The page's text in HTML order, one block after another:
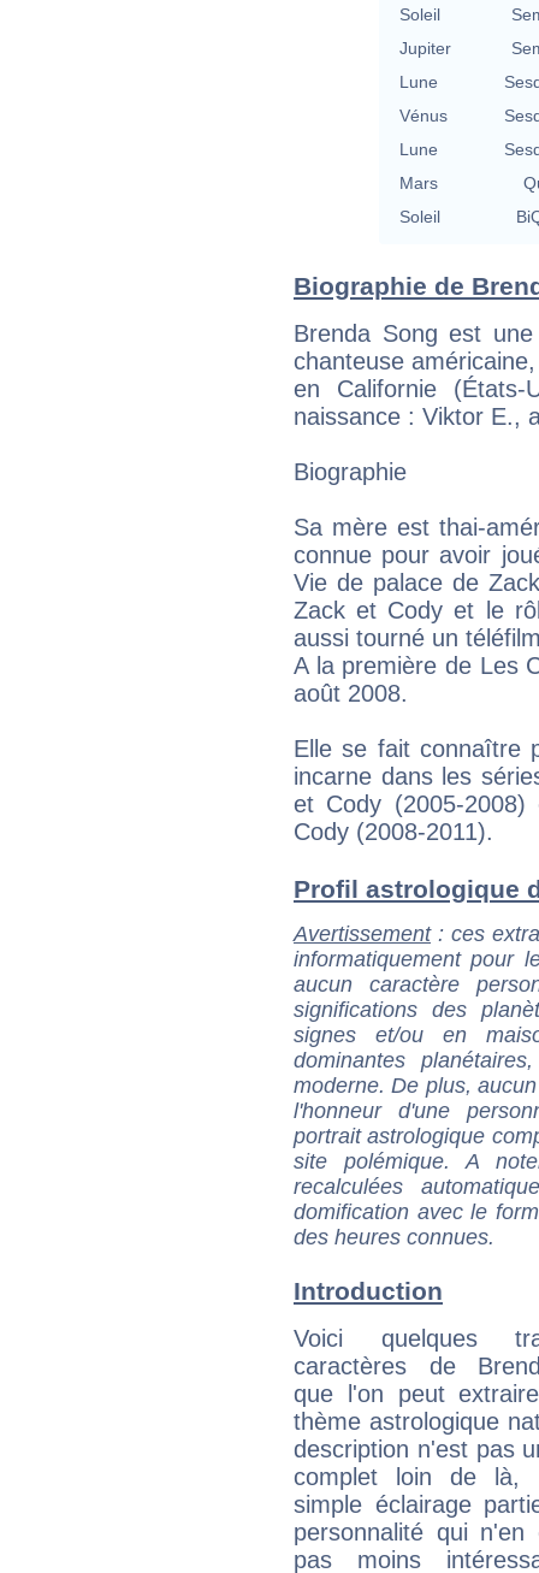
Soleil
Jupiter
Lune
Vénus
Lune
Mars
Soleil
Biographie de
Brenda Song est
chanteuse
en Californie
naissance : Viktor E.,
Biographie
Sa mère est thai-
connue pour avoir
Vie de palace de
Zack et Cody et le
aussi tourné un
A la première de Les
août 2008.
Elle se fait connaître
incarne dans les
et Cody (2005-
Cody (2008-2011).
Profil astrologique
Avertissement: ces
informatiquement pour
aucun caractère
significations des
signes et/ou en
dominantes
moderne. De plus,
l'honneur d'une
portrait astrologique
site polémique. A
recalculées
domification avec le
des heures connues.
Introduction
Voici quelques
caractères de
que l'on peut
thème astrologique
description n'est pas
complet loin de là,
simple éclairage
personnalité qui n'en
pas moins